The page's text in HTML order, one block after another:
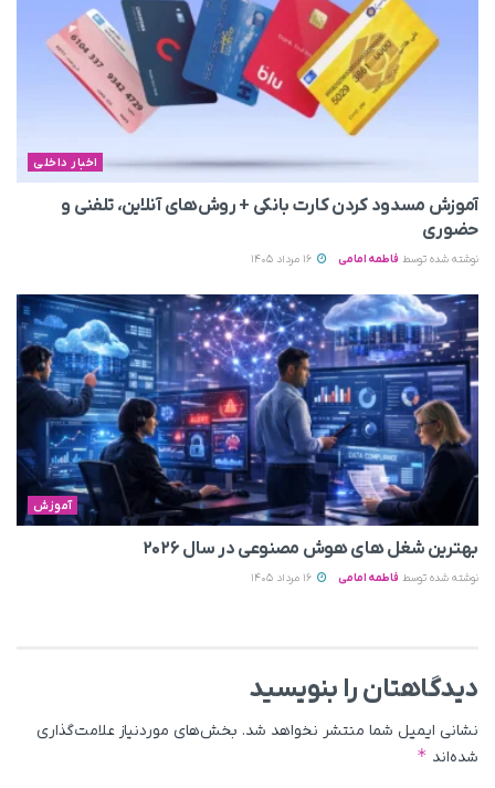
اخبار داخلی
آموزش مسدود کردن کارت بانکی + روش‌های آنلاین، تلفنی و
حضوری
نوشته شده توسط فاطمه امامی
آموزش
بهترین شغل های هوش مصنوعی در سال ۲۰۲۶
نوشته شده توسط فاطمه امامی
دیدگاهتان را بنویسید
نشانی ایمیل شما منتشر نخواهد شد. بخش‌های موردنیاز علامت‌گذاری
شده‌اند *